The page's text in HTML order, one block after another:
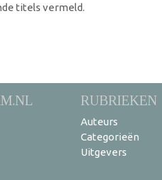
titels vermeld.
RUBRIEKEN
Auteurs
Categorieën
Uitgevers